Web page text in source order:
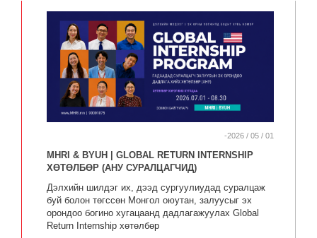
-2026 / 05 / 01
MHRI & BYUH | GLOBAL RETURN INTERNSHIP
ХӨТӨЛБӨР (АНУ СУРАЛЦАГЧИД)
Дэлхийн шилдэг их, дээд сургуулиудад суралцаж
буй болон төгссөн Монгол оюутан, залуусыг эх
орондоо богино хугацаанд дадлагажуулах Global
Return Internship хөтөлбөр